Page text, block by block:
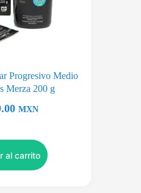
Progresivo Medio
Merza 200 g
MXN
al carrito